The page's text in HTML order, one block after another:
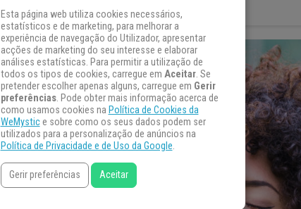
Esta página web utiliza cookies necessários,
estatísticos e de marketing, para melhorar a
experiência de navegação do Utilizador, apresentar
acções de marketing do seu interesse e elaborar
análises estatísticas. Para permitir a utilização de
todos os tipos de cookies, carregue em Aceitar. Se
pretender escolher apenas alguns, carregue em Gerir
preferências. Pode obter mais informação acerca de
como usamos cookies na Política de Cookies da
WeMystice sobre como os seus dados podem ser
utilizados para a personalização de anúncios na
Política de Privacidade e de Uso da Google.
Gerir preferências Aceitar